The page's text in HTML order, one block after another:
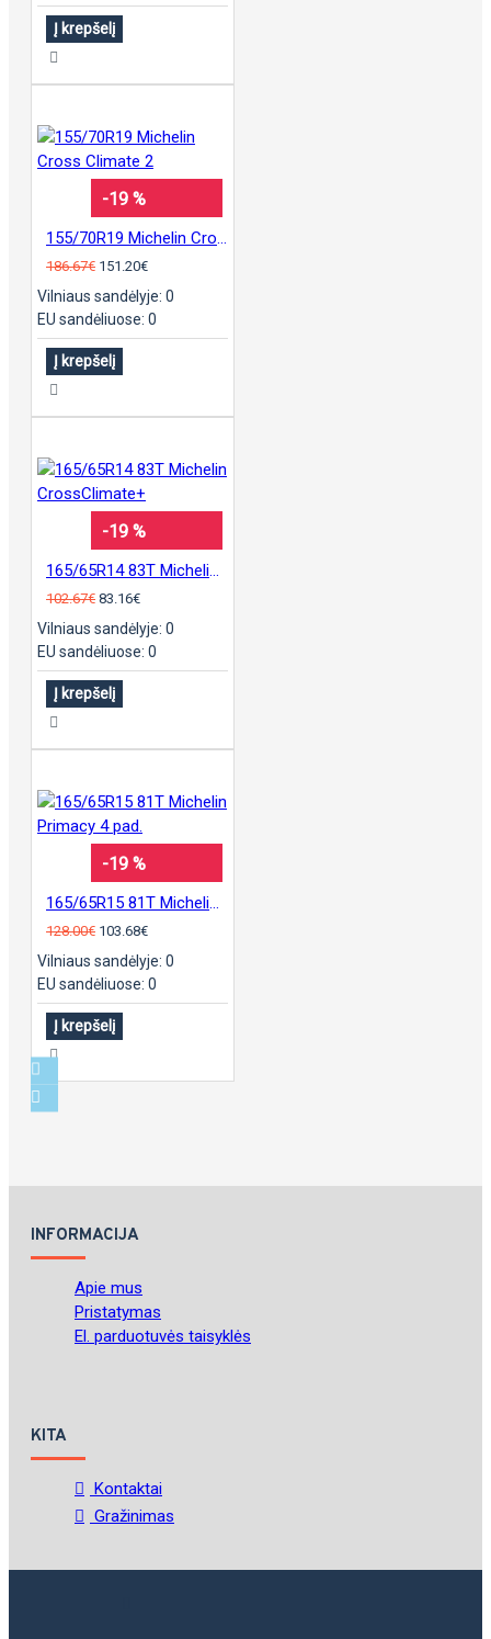
Į krepšelį
-19 %
186.67€ 151.20€
Vilniaus sandėlyje: 0
EU sandėliuose: 0
Į krepšelį
-19 %
102.67€ 83.16€
Vilniaus sandėlyje: 0
EU sandėliuose: 0
Į krepšelį
-19 %
128.00€ 103.68€
Vilniaus sandėlyje: 0
EU sandėliuose: 0
Į krepšelį
INFORMACIJA
Apie mus
Pristatymas
El. parduotuvės taisyklės
KITA
Kontaktai
Gražinimas